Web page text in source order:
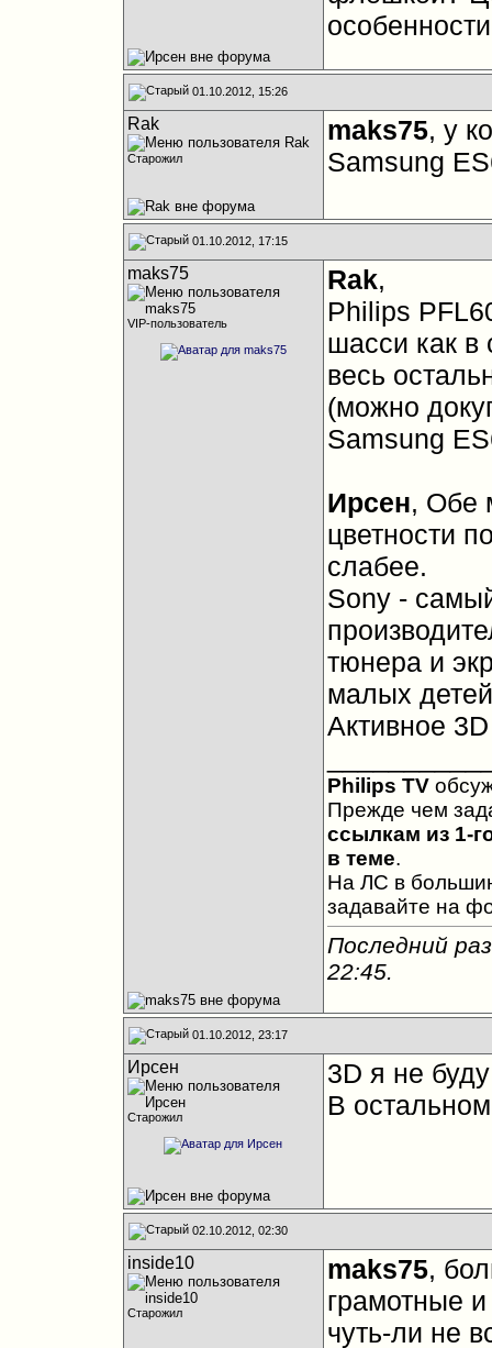
01.10.2012, 15:26
Rak
Старожил
maks75, у
Samsung
01.10.2012, 17:15
maks75
VIP-пользователь
Rak,
Philips
шасси как в
весь
(можно
Samsung
Ирсен, Обе
цветности
слабее.
Sony -
тюнера и
малых
Активное
Philips TV
Прежде чем
ссылкам из 1-
в теме.
На ЛС в
задавайте на
Последний
22:45.
01.10.2012, 23:17
Ирсен
Старожил
3D я не
В
02.10.2012, 02:30
inside10
Старожил
maks75,
грамотные
чуть-ли не